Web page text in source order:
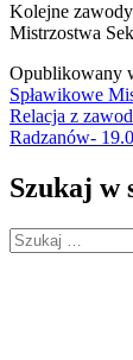
Kolejne
Mistrzostwa
Opublikowany
wpisu
Spławikowe
Relacja z
Radzanów-
Szukaj w
Szukaj: